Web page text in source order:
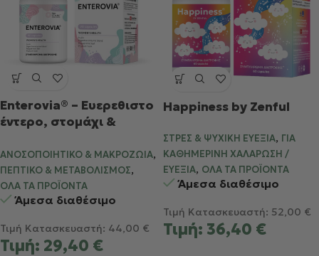
Enterovia® – Ευερεθιστο
έντερο, στομάχι &
ΑΝΟΣΟΠΟΙΗΤΙΚΌ & ΜΑΚΡΟΖΩΊΑ,
ΠΕΠΤΙΚΌ & ΜΕΤΑΒΟΛΙΣΜΌΣ,
ΌΛΑ ΤΑ ΠΡΟΪΌΝΤΑ
Άμεσα διαθέσιμο
Τιμή Κατασκευαστή: 44,00 €
Τιμή: 29,40 €
Happiness by Zenful
ΣΤΡΕΣ & ΨΥΧΙΚΉ ΕΥΕΞΊΑ, ΓΙΑ
ΚΑΘΗΜΕΡΙΝΉ ΧΑΛΆΡΩΣΗ /
ΕΥΕΞΊΑ, ΌΛΑ ΤΑ ΠΡΟΪΌΝΤΑ
Άμεσα διαθέσιμο
Τιμή Κατασκευαστή: 52,00 €
Τιμή: 36,40 €